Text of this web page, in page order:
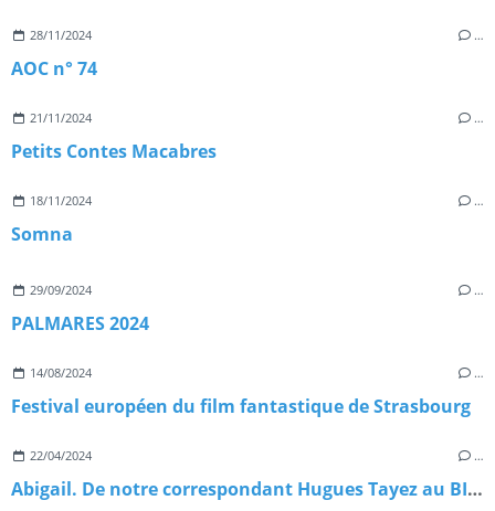
28/11/2024 …
AOC n° 74
21/11/2024 …
Petits Contes Macabres
18/11/2024 …
Somna
29/09/2024 …
PALMARES 2024
14/08/2024 …
Festival européen du film fantastique de Strasbourg
22/04/2024 …
Abigail. De notre correspondant Hugues Tayez au BIFFF 2024